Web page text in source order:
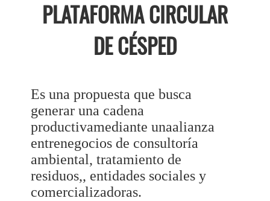
PLATAFORMA CIRCULAR
DE CÉSPED
Es una propuesta que busca
generar una cadena
productivamediante unaalianza
entrenegocios de consultoría
ambiental, tratamiento de
residuos,, entidades sociales y
comercializadoras.